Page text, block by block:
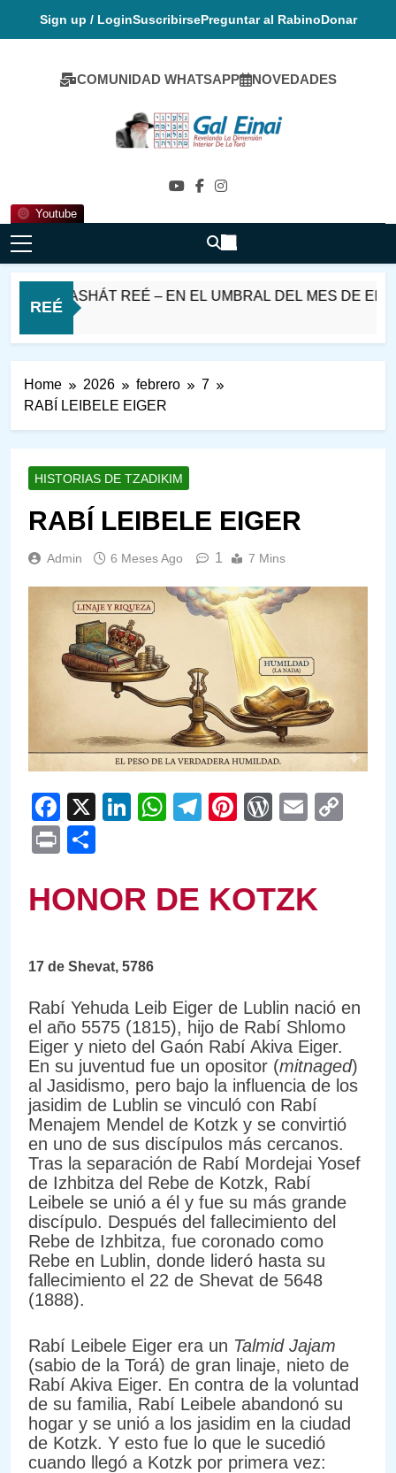
Sign up / LoginSuscribirsePreguntar al RabinoDonar
COMUNIDAD WHATSAPP NOVEDADES
Youtube
Gal Einai En
REÉ
PARASHÁT REÉ – EN EL UMBRAL DEL MES DE ELUL
Home 2026 febrero
7
RABÍ LEIBELE EIGER
HISTORIAS DE TZADIKIM
RABÍ LEIBELE EIGER
Admin 6 Meses Ago 1 7 Mins
Facebook
X LinkedIn
WhatsApp
Telegram
PinterestEmail
Print
HONOR DE KOTZK
17 de Shevat, 5786
Rabí Yehuda Leib Eiger de Lublin nació en
el año 5575 (1815), hijo de Rabí Shlomo
Eiger y nieto del Gaón Rabí Akiva Eiger.
En su juventud fue un opositor (mitnaged)
al Jasidismo, pero bajo la influencia de los
jasidim de Lublin se vinculó con Rabí
Menajem Mendel de Kotzk y se convirtió
en uno de sus discípulos más cercanos.
Tras la separación de Rabí Mordejai Yosef
de Izhbitza del Rebe de Kotzk, Rabí
Leibele se unió a él y fue su más grande
discípulo. Después del fallecimiento del
Rebe de Izhbitza, fue coronado como
Rebe en Lublin, donde lideró hasta su
fallecimiento el 22 de Shevat de 5648
(1888).
Rabí Leibele Eiger era un Talmid Jajam
(sabio de la Torá) de gran linaje, nieto de
Rabí Akiva Eiger. En contra de la voluntad
de su familia, Rabí Leibele abandonó su
hogar y se unió a los jasidim en la ciudad
de Kotzk. Y esto fue lo que le sucedió
cuando llegó a Kotzk por primera vez: